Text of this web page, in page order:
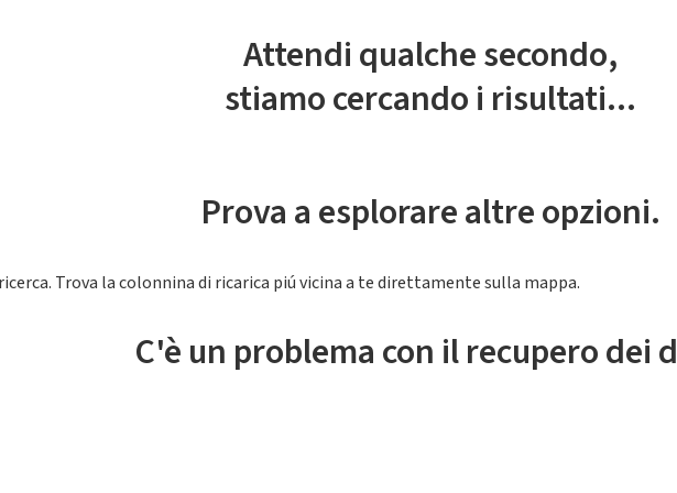
Attendi qualche secondo,
stiamo cercando i risultati...
Prova a esplorare altre opzioni.
Trova la colonnina di ricarica piú vicina a te direttamente sulla mappa.
C'è un problema con il recupero dei